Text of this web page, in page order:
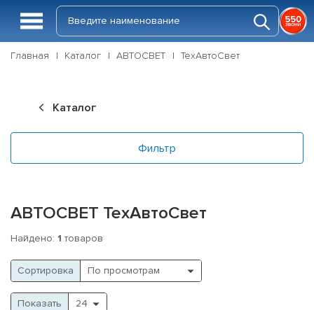
Главная Каталог АВТОСВЕТ ТехАвтоСвет
Каталог
Фильтр
АВТОСВЕТ ТехАвтоСвет
Найдено: 1 товаров
Cортировка
Показать